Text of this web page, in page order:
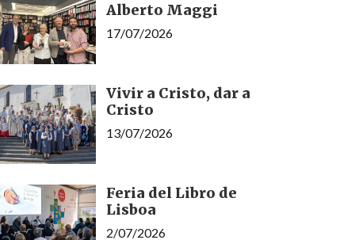
Alberto Maggi
17/07/2026
Vivir a Cristo, dar a
Cristo
13/07/2026
Feria del Libro de
Lisboa
2/07/2026